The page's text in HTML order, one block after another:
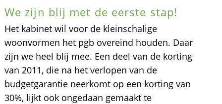
We zijn blij met de eerste stap!
Het kabinet wil voor de kleinschalige
woonvormen het pgb overeind houden. Daar
zijn we heel blij mee. Een deel van de korting
van 2011, die na het verlopen van de
budgetgarantie neerkomt op een korting van
30%, lijkt ook ongedaan gemaakt te